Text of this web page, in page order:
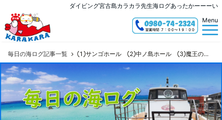
ダイビング宮古島カラカラ先生海ログあったかーーーい
Menu
毎日の海ログ記事一覧 ①サンゴホール ②中ノ島ホール ③魔王の宮殿